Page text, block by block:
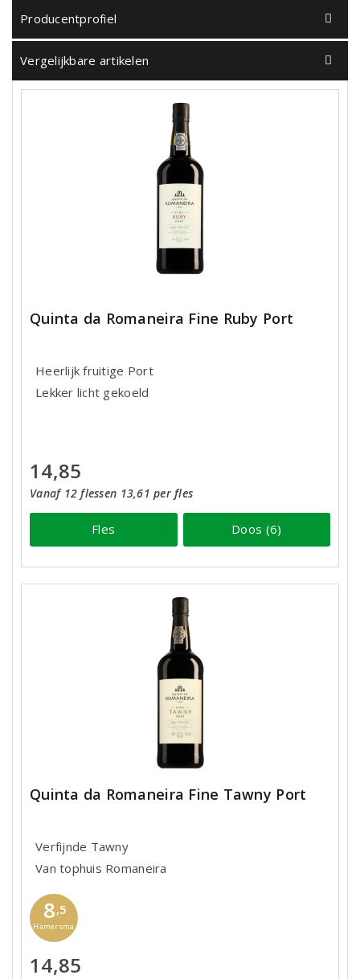
Producentprofiel
Vergelijkbare artikelen
Quinta da Romaneira Fine Ruby Port
Heerlijk fruitige Port
Lekker licht gekoeld
14,85
Vanaf 12 flessen 13,61 per fles
Fles Doos (6)
Quinta da Romaneira Fine Tawny Port
Verfijnde Tawny
Van tophuis Romaneira
8,5
Hamersma
14,85